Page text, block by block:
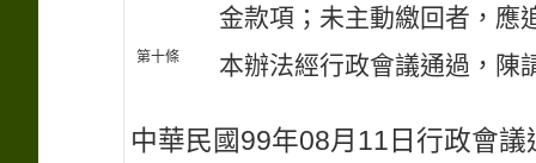
金款項；未主動繳回者，應
第十條 本辦法經行政會議通過，陳
中華民國99年08月11日行政會議